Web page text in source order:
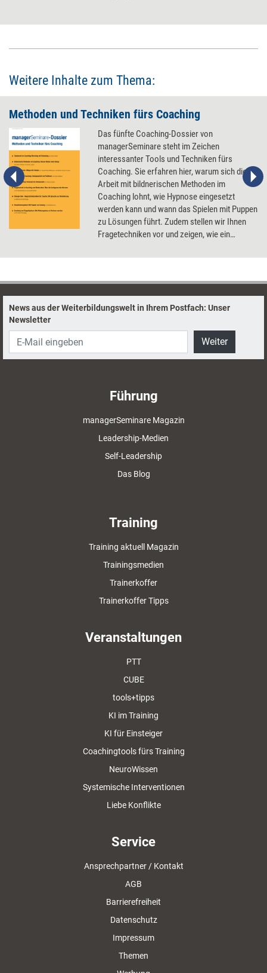
Weitere Inhalte zum Thema:
Methoden und Techniken fürs Coaching
Das fünfte Coaching-Dossier von
managerSeminare steht im Zeichen
interessanter Tools und Techniken fürs
Coaching. Sie erfahren hier, warum sich die
Arbeit mit bildnerischen Methoden im
Coaching lohnt, wie Hypnose eingesetzt
werden kann und wann das Spielen mit Puppen
zu Lösungen führt. Zudem stellen wir Ihnen
Fragetechniken vor und zeigen, wie ein
News aus der Weiterbildungswelt in Ihrem Postfach: Unser
Newsletter
Weiter
Führung
managerSeminare Magazin
Leadership-Medien
Self-Leadership
Das Blog
Training
Training aktuell Magazin
Trainingsmedien
Trainerkoffer
Trainerkoffer Tipps
Veranstaltungen
PTT
CUBE
tools+tipps
KI im Training
KI für Einsteiger
Coachingtools fürs Training
NeuroWissen
Systemische Interventionen
Liebe Konflikte
Service
Ansprechpartner / Kontakt
AGB
Barrierefreiheit
Datenschutz
Impressum
Themen